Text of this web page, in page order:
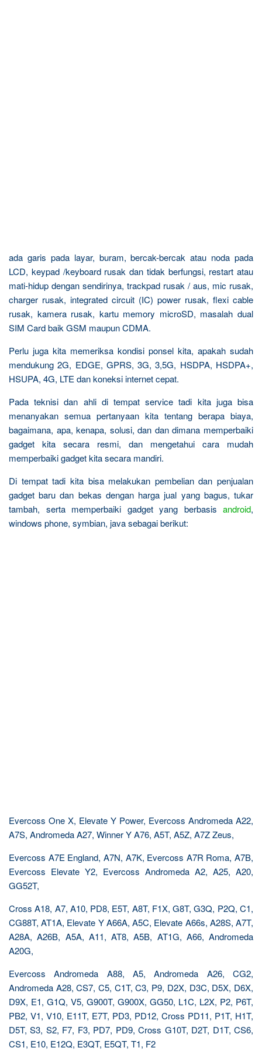
ada garis pada layar, buram, bercak-bercak atau noda pada
LCD, keypad /keyboard rusak dan tidak berfungsi, restart atau
mati-hidup dengan sendirinya, trackpad rusak / aus, mic rusak,
charger rusak, integrated circuit (IC) power rusak, flexi cable
rusak, kamera rusak, kartu memory microSD, masalah dual
SIM Card baik GSM maupun CDMA.
Perlu juga kita memeriksa kondisi ponsel kita, apakah sudah
mendukung 2G, EDGE, GPRS, 3G, 3,5G, HSDPA, HSDPA+,
HSUPA, 4G, LTE dan koneksi internet cepat.
Pada teknisi dan ahli di tempat service tadi kita juga bisa
menanyakan semua pertanyaan kita tentang berapa biaya,
bagaimana, apa, kenapa, solusi, dan dan dimana memperbaiki
gadget kita secara resmi, dan mengetahui cara mudah
memperbaiki gadget kita secara mandiri.
Di tempat tadi kita bisa melakukan pembelian dan penjualan
gadget baru dan bekas dengan harga jual yang bagus, tukar
tambah, serta memperbaiki gadget yang berbasis android,
windows phone, symbian, java sebagai berikut:
Evercoss One X, Elevate Y Power, Evercoss Andromeda A22,
A7S, Andromeda A27, Winner Y A76, A5T, A5Z, A7Z Zeus,
Evercoss A7E England, A7N, A7K, Evercoss A7R Roma, A7B,
Evercoss Elevate Y2, Evercoss Andromeda A2, A25, A20,
GG52T,
Cross A18, A7, A10, PD8, E5T, A8T, F1X, G8T, G3Q, P2Q, C1,
CG88T, AT1A, Elevate Y A66A, A5C, Elevate A66s, A28S, A7T,
A28A, A26B, A5A, A11, AT8, A5B, AT1G, A66, Andromeda
A20G,
Evercoss Andromeda A88, A5, Andromeda A26, CG2,
Andromeda A28, CS7, C5, C1T, C3, P9, D2X, D3C, D5X, D6X,
D9X, E1, G1Q, V5, G900T, G900X, GG50, L1C, L2X, P2, P6T,
PB2, V1, V10, E11T, E7T, PD3, PD12, Cross PD11, P1T, H1T,
D5T, S3, S2, F7, F3, PD7, PD9, Cross G10T, D2T, D1T, CS6,
CS1, E10, E12Q, E3QT, E5QT, T1, F2